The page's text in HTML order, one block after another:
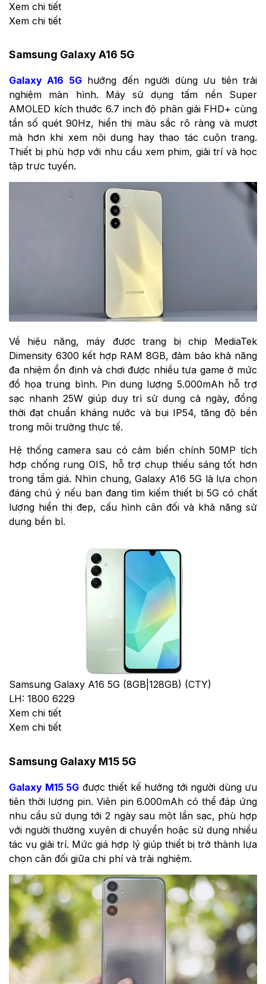
Xem chi tiết
Xem chi tiết
Samsung Galaxy A16 5G
Galaxy A16 5Ghướng đến người dùng ưu tiên trải
nghiệm màn hình. Máy sử dụng tấm nền Super
AMOLED kích thước 6.7 inch độ phân giải FHD+ cùng
tần số quét 90Hz, hiển thị màu sắc rõ ràng và mượt
mà hơn khi xem nội dung hay thao tác cuộn trang.
Thiết bị phù hợp với nhu cầu xem phim, giải trí và học
tập trực tuyến.
Về hiệu năng, máy được trang bị chip MediaTek
Dimensity 6300 kết hợp RAM 8GB, đảm bảo khả năng
đa nhiệm ổn định và chơi được nhiều tựa game ở mức
đồ họa trung bình. Pin dung lượng 5.000mAh hỗ trợ
sạc nhanh 25W giúp duy trì sử dụng cả ngày, đồng
thời đạt chuẩn kháng nước và bụi IP54, tăng độ bền
trong môi trường thực tế.
Hệ thống camera sau có cảm biến chính 50MP tích
hợp chống rung OIS, hỗ trợ chụp thiếu sáng tốt hơn
trong tầm giá. Nhìn chung, Galaxy A16 5G là lựa chọn
đáng chú ý nếu bạn đang tìm kiếm thiết bị 5G có chất
lượng hiển thị đẹp, cấu hình cân đối và khả năng sử
dụng bền bỉ.
Samsung Galaxy A16 5G (8GB|128GB) (CTY)
LH: 1800 6229
Xem chi tiết
Xem chi tiết
Samsung Galaxy M15 5G
Galaxy M15 5G được thiết kế hướng tới người dùng ưu
tiên thời lượng pin. Viên pin 6.000mAh có thể đáp ứng
nhu cầu sử dụng tới 2 ngày sau một lần sạc, phù hợp
với người thường xuyên di chuyển hoặc sử dụng nhiều
tác vụ giải trí. Mức giá hợp lý giúp thiết bị trở thành lựa
chọn cân đối giữa chi phí và trải nghiệm.